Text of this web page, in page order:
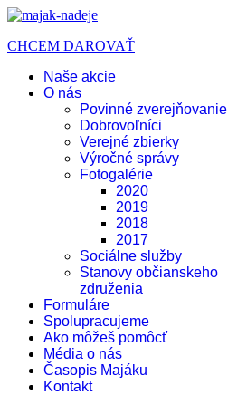
CHCEM DAROVAŤ
Naše akcie
O nás
Povinné zverejňovanie
Dobrovoľníci
Verejné zbierky
Výročné správy
Fotogalérie
2020
2019
2018
2017
Sociálne služby
Stanovy občianskeho
združenia
Formuláre
Spolupracujeme
Ako môžeš pomôcť
Média o nás
Časopis Majáku
Kontakt